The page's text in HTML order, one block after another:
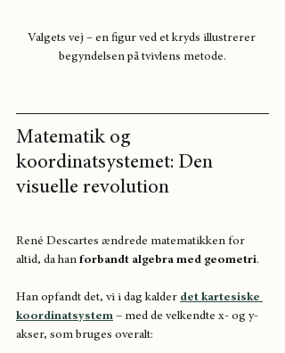
Valgets vej – en figur ved et kryds illustrerer
begyndelsen på tvivlens metode.
Matematik og
koordinatsystemet: Den
visuelle revolution
René Descartes ændrede matematikken for
altid, da han forbandt algebra med geometri.
Han opfandt det, vi i dag kalder det kartesiske
koordinatsystem – med de velkendte x- og y-
akser, som bruges overalt: